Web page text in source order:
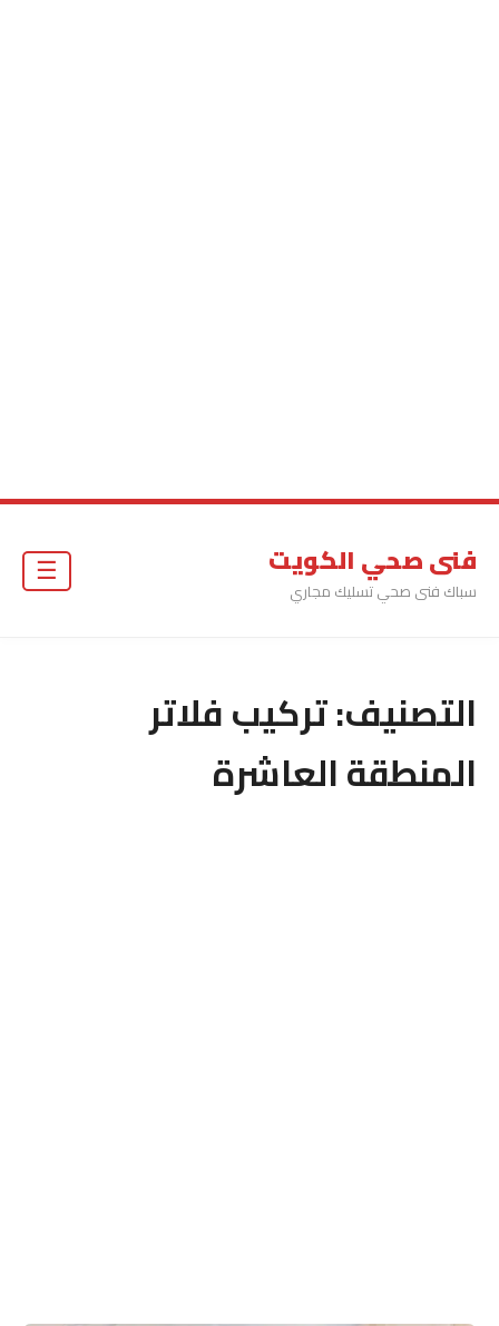
فنى صحي الكويت
سباك فنى صحي تسليك مجاري
التصنيف:تركيب فلاتر
المنطقة العاشرة